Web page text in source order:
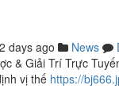
days ago News
& Giải Trí Trực
vị thế https://